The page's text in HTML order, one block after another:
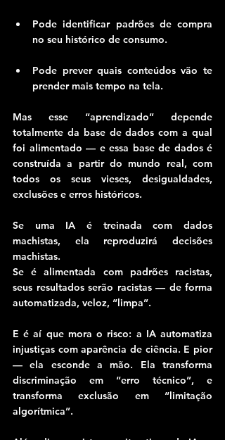
Pode identificar padrões de compra
no seu histórico de consumo.
Pode prever quais conteúdos vão te
prender mais tempo na tela.
Mas esse “aprendizado” depende
totalmente da base de dados com a qual
foi alimentado — e essa base de dados é
construída a partir do mundo real, com
todos os seus vieses, desigualdades,
exclusões e erros históricos.
Se uma IA é treinada com dados
machistas, ela reproduzirá decisões
machistas.
Se é alimentada com padrões racistas,
seus resultados serão racistas — de forma
automatizada, veloz, “limpa”.
E é aí que mora o risco: a IA automatiza
injustiças com aparência de ciência. E pior
— ela esconde a mão. Ela transforma
discriminação em “erro técnico”, e
transforma exclusão em “limitação
algorítmica”.